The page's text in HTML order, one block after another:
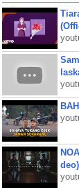
deo)